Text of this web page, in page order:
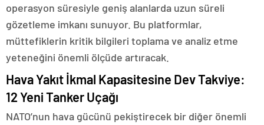
operasyon süresiyle geniş alanlarda uzun süreli
gözetleme imkanı sunuyor. Bu platformlar,
müttefiklerin kritik bilgileri toplama ve analiz etme
yeteneğini önemli ölçüde artıracak.
Hava Yakıt İkmal Kapasitesine Dev Takviye:
12 Yeni Tanker Uçağı
NATO’nun hava gücünü pekiştirecek bir diğer önemli